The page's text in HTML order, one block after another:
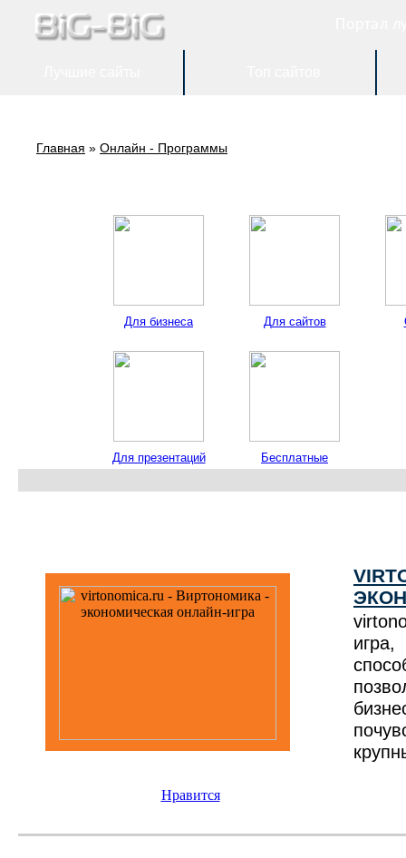
Главная » Онлайн - Программы
Для бизнеса Для сайтов
Для презентаций
Бесплатные
программы
Нравится
игра,